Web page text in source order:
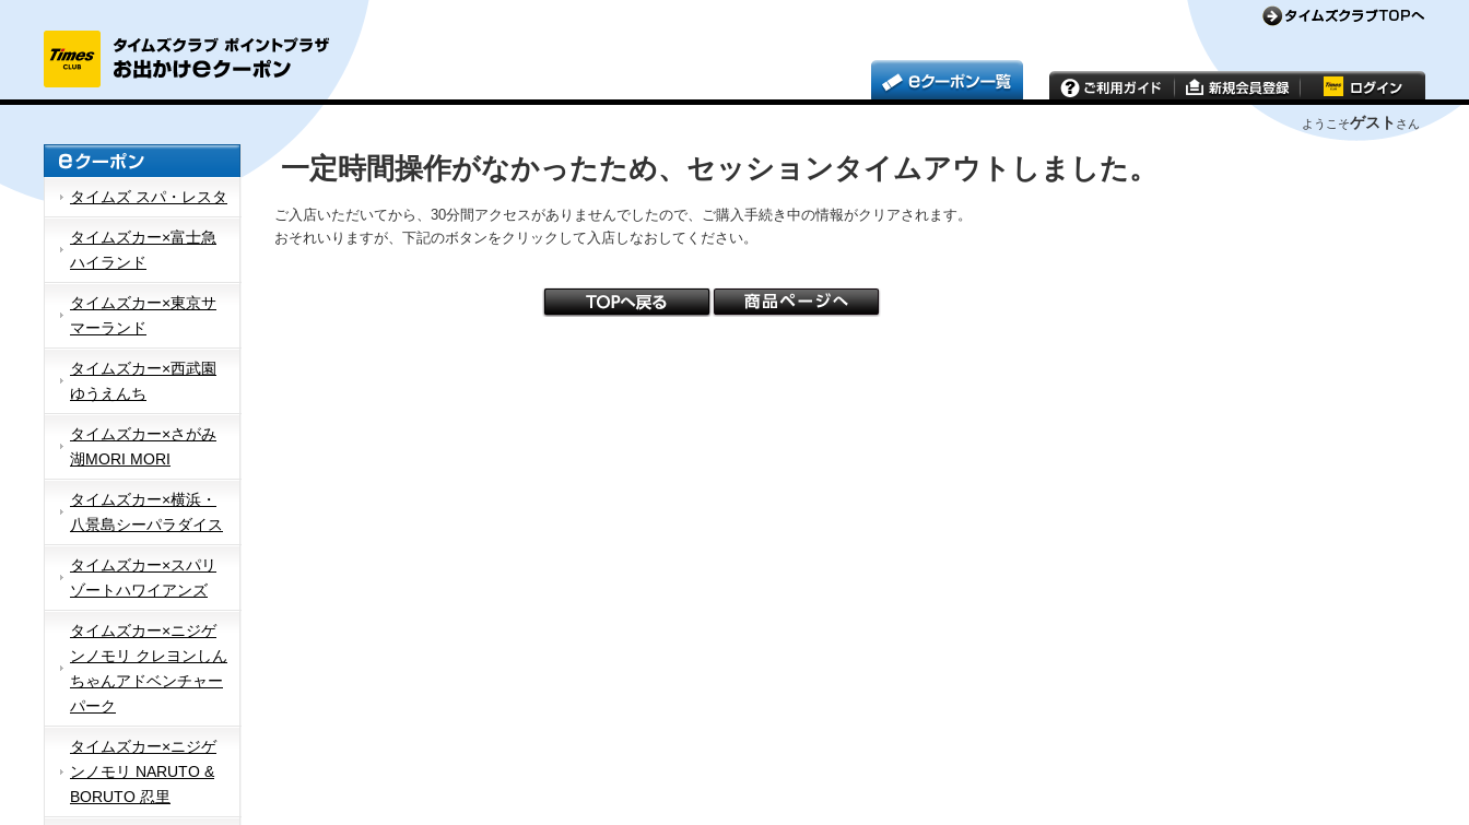
ようこそゲスト さん
タイムズ スパ・レスタ
タイムズカー×富士急
ハイランド
タイムズカー×東京サ
マーランド
タイムズカー×西武園
ゆうえんち
タイムズカー×さがみ
湖MORI MORI
タイムズカー×横浜・
八景島シーパラダイス
タイムズカー×スパリ
ゾートハワイアンズ
タイムズカー×ニジゲ
ンノモリ クレヨンしん
ちゃんアドベンチャー
パーク
タイムズカー×ニジゲ
ンノモリ NARUTO &
BORUTO 忍里
一定時間操作がなかったため、セッションタイムアウトしました。
ご入店いただいてから、30分間アクセスがありませんでしたので、ご購入手続き中の情報がクリアされます。
おそれいりますが、下記のボタンをクリックして入店しなおしてください。